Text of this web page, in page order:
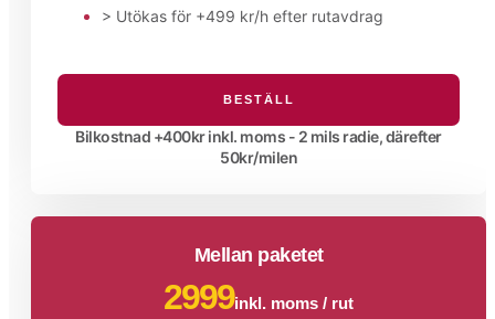
> Utökas för +499 kr/h efter rutavdrag
BESTÄLL
Bilkostnad +400kr inkl. moms - 2 mils radie, därefter
50kr/milen
Mellan paketet
2999inkl. moms / rut